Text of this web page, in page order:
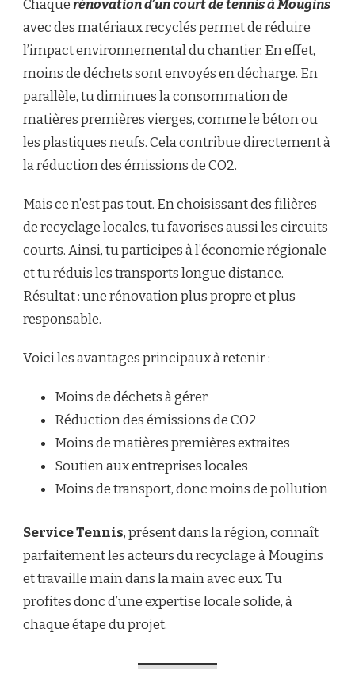
Chaquerénovation d’un court de tennis à Mougins
avec des matériaux recyclés permet de réduire
l’impact environnemental du chantier. En effet,
moins de déchets sont envoyés en décharge. En
parallèle, tu diminues la consommation de
matières premières vierges, comme le béton ou
les plastiques neufs. Cela contribue directement à
la réduction des émissions de CO2.
Mais ce n’est pas tout. En choisissant des filières
de recyclage locales, tu favorises aussi les circuits
courts. Ainsi, tu participes à l’économie régionale
et tu réduis les transports longue distance.
Résultat : une rénovation plus propre et plus
responsable.
Voici les avantages principaux à retenir :
Moins de déchets à gérer
Réduction des émissions de CO2
Moins de matières premières extraites
Soutien aux entreprises locales
Moins de transport, donc moins de pollution
Service Tennis, présent dans la région, connaît
parfaitement les acteurs du recyclage à Mougins
et travaille main dans la main avec eux. Tu
profites donc d’une expertise locale solide, à
chaque étape du projet.